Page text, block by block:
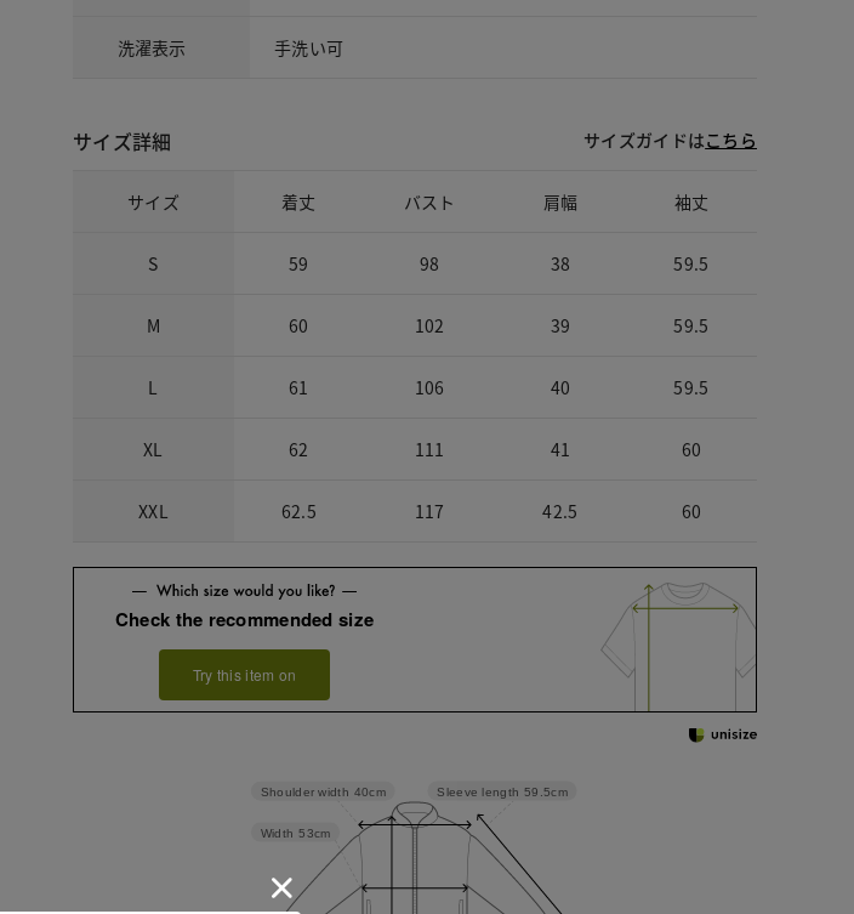
洗濯表示 手洗い可
サイズ詳細 サイズガイドはこちら
サイズ 着丈 バスト 肩幅 袖丈
S 59 98 38 59.5
M 60 102 39 59.5
L 61 106 40 59.5
XL 62 111 41 60
XXL 62.5 117 42.5 60
Check the recommended size
Try this item on
Sleeve length 59.5cm
Width 53cm
Shoulder width 40cm